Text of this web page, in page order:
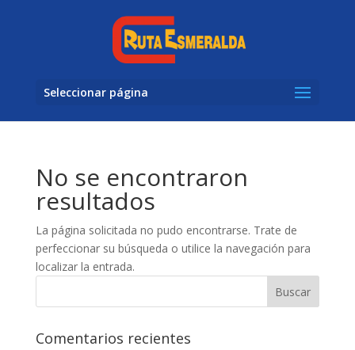
Seleccionar página
No se encontraron
resultados
La página solicitada no pudo encontrarse. Trate de
perfeccionar su búsqueda o utilice la navegación para
localizar la entrada.
Comentarios recientes